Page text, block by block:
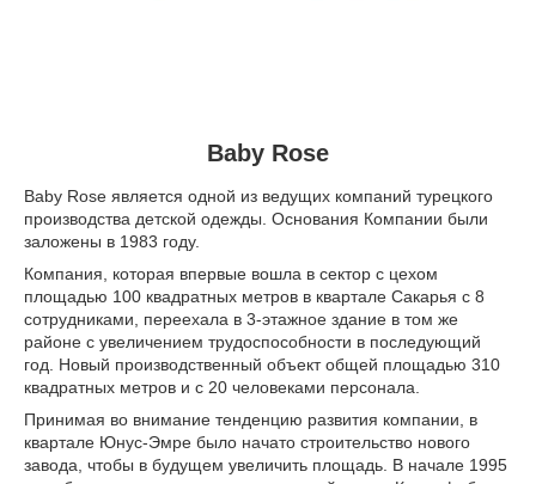
Baby Rose
Baby Rose является одной из ведущих компаний турецкого
производства детской одежды. Основания Компании были
заложены в 1983 году.
Компания, которая впервые вошла в сектор с цехом
площадью 100 квадратных метров в квартале Сакарья с 8
сотрудниками, переехала в 3-этажное здание в том же
районе с увеличением трудоспособности в последующий
год. Новый производственный объект общей площадью 310
квадратных метров и с 20 человеками персонала.
Принимая во внимание тенденцию развития компании, в
квартале Юнус-Эмре было начато строительство нового
завода, чтобы в будущем увеличить площадь. В начале 1995